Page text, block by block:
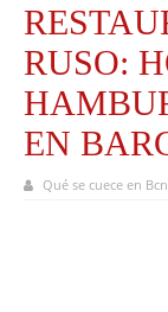
RUSO:
EN
Qué se cuece en Bcn